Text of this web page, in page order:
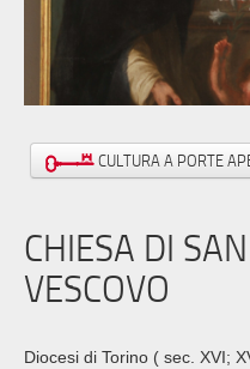
CULTURA A PORTE
CHIESA DI
VESCOVO
Diocesi di Torino ( sec. XVI;